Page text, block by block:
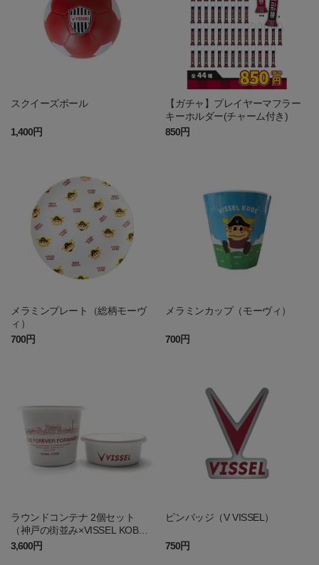
スクイーズボール
1,400円
【ガチャ】プレイヤーマフラー
キーホルダー(チャーム付き)
850円
メラミンプレート（総柄モーヴ
ィ）
700円
メラミンカップ（モーヴィ）
700円
ラウンドコンテナ 2個セット
（神戸の街並み×VISSEL KOB
E）
3,600円
ピンバッジ（V VISSEL）
750円